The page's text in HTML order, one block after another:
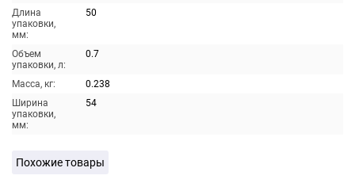
Длина
упаковки,
мм:
50
Объем
упаковки, л:
0.7
Масса, кг:
0.238
Ширина
упаковки,
мм:
54
Похожие товары